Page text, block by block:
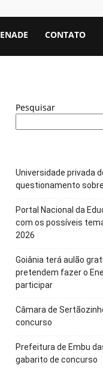
ENADE CONTATO
Pesquisar
Universidade privada
questionamento
Portal Nacional da
com os possíveis
2026
Goiânia terá aulão
pretendem fazer o
participar
Câmara de
concurso
Prefeitura de Embu
gabarito de concurso